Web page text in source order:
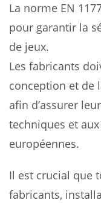
La norme EN
pour garantir la
de jeux.
Les fabricants
conception et de
afin d’assurer
techniques et
européennes.
Il est crucial que
fabricants,